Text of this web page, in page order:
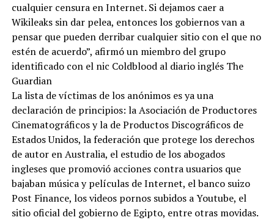
cualquier censura en Internet. Si dejamos caer a
Wikileaks sin dar pelea, entonces los gobiernos van a
pensar que pueden derribar cualquier sitio con el que no
estén de acuerdo”, afirmó un miembro del grupo
identificado con el nic Coldblood al diario inglés The
Guardian
La lista de víctimas de los anónimos es ya una
declaración de principios: la Asociación de Productores
Cinematográficos y la de Productos Discográficos de
Estados Unidos, la federación que protege los derechos
de autor en Australia, el estudio de los abogados
ingleses que promovió acciones contra usuarios que
bajaban música y películas de Internet, el banco suizo
Post Finance, los videos pornos subidos a Youtube, el
sitio oficial del gobierno de Egipto, entre otras movidas.